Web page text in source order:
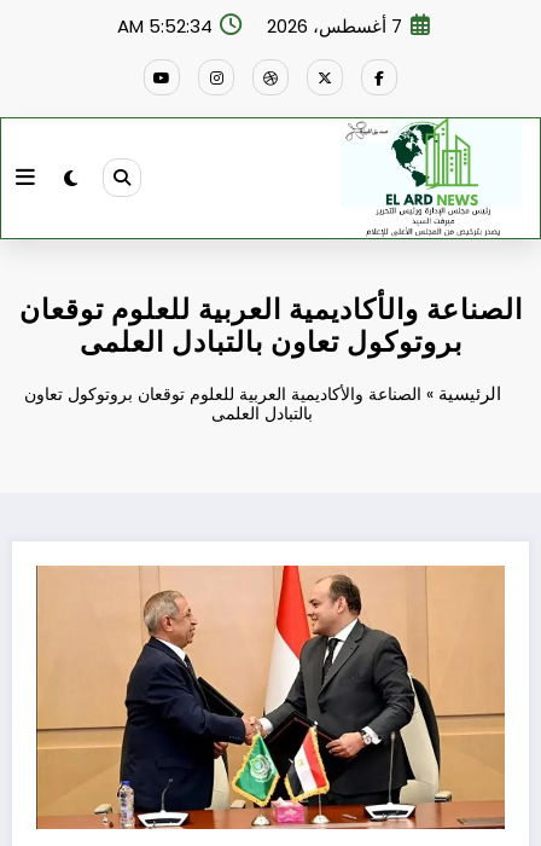
7 أغسطس، 2026 5:52:35 AM
الصناعة والأكاديمية العربية للعلوم توقعان
بروتوكول تعاون بالتبادل العلمى
الرئيسية » الصناعة والأكاديمية العربية للعلوم توقعان بروتوكول تعاون
بالتبادل العلمى